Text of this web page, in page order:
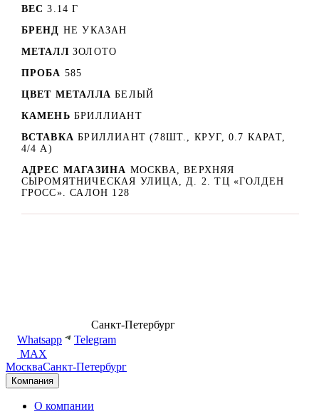
ВЕС 3.14 Г
БРЕНД НЕ УКАЗАН
МЕТАЛЛ ЗОЛОТО
ПРОБА 585
ЦВЕТ МЕТАЛЛА БЕЛЫЙ
КАМЕНЬ БРИЛЛИАНТ
ВСТАВКА БРИЛЛИАНТ (78ШТ., КРУГ, 0.7 КАРАТ,
4/4 А)
АДРЕС МАГАЗИНА МОСКВА, ВЕРХНЯЯ
СЫРОМЯТНИЧЕСКАЯ УЛИЦА, Д. 2. ТЦ «ГОЛДЕН
ГРОСС». САЛОН 128
Санкт-Петербург
Whatsapp
Telegram
MAX
МоскваСанкт-Петербург
Компания
О компании